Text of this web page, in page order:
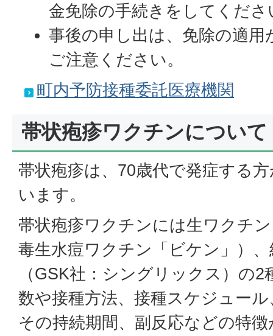
金免除の手続きをしてくださ
事後の申し出は、免除の適
ご注意ください。
町内予防接種委託医療機関
帯状疱疹ワクチンについて
帯状疱疹は、70歳代で発症する
います。
帯状疱疹ワクチンには生ワクチ
毒生水痘ワクチン「ビケン」）
（GSK社：シングリックス）の
数や接種方法、接種スケジュー
その持続期間、副反応などの特